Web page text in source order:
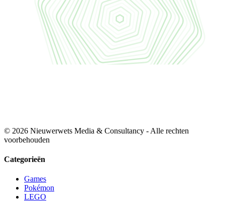
© 2026 Nieuwerwets Media & Consultancy - Alle rechten
voorbehouden
Categorieën
Games
Pokémon
LEGO